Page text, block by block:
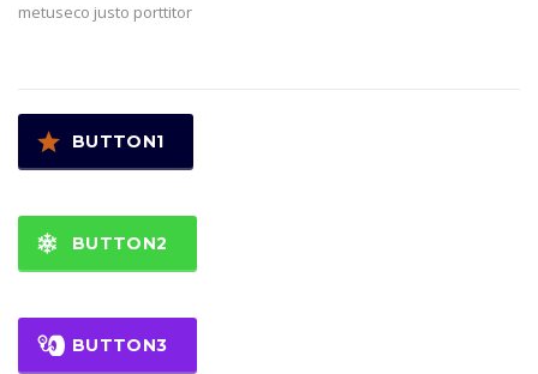
metuseco justo porttitor
BUTTON1
BUTTON2
BUTTON3